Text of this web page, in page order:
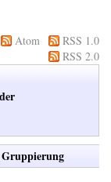
Atom
RSS 1.0
RSS 2.0